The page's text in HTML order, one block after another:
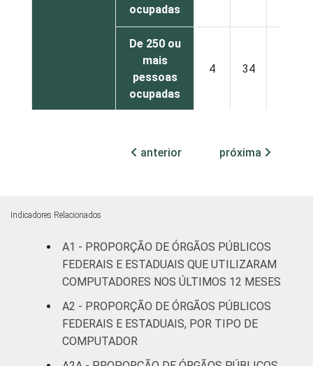
ocupadas
De 250 ou
mais
pessoas
ocupadas
4 34
estaduais que utilizaram computador nos
anterior próxima
Indicadores Relacionados
A1 - PROPORÇÃO DE ÓRGÃOS PÚBLICOS
FEDERAIS E ESTADUAIS QUE UTILIZARAM
COMPUTADORES NOS ÚLTIMOS 12 MESES
A2 - PROPORÇÃO DE ÓRGÃOS PÚBLICOS
FEDERAIS E ESTADUAIS, POR TIPO DE
COMPUTADOR